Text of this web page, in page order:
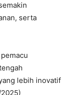
serta
lebih inovatif